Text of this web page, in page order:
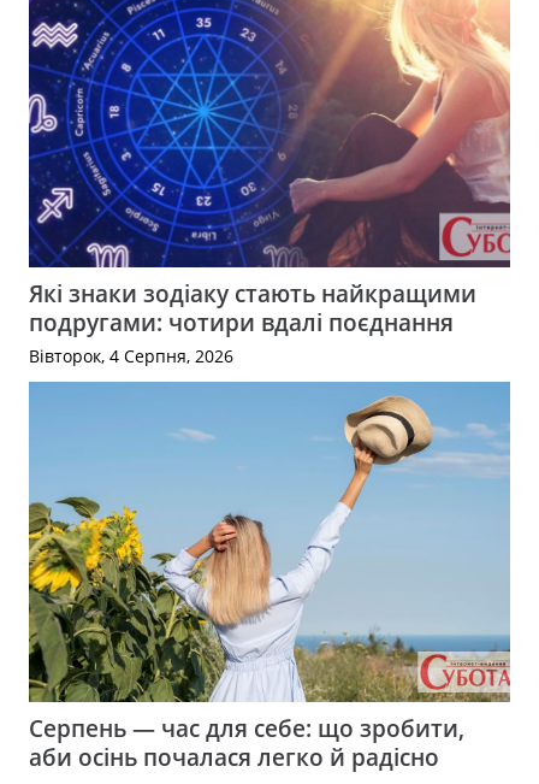
Які знаки зодіаку стають найкращими
подругами: чотири вдалі поєднання
Вівторок, 4 Серпня, 2026
Серпень — час для себе: що зробити,
аби осінь почалася легко й радісно